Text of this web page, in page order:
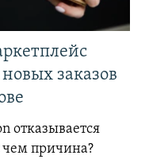
заказов
отказывается
чем причина?